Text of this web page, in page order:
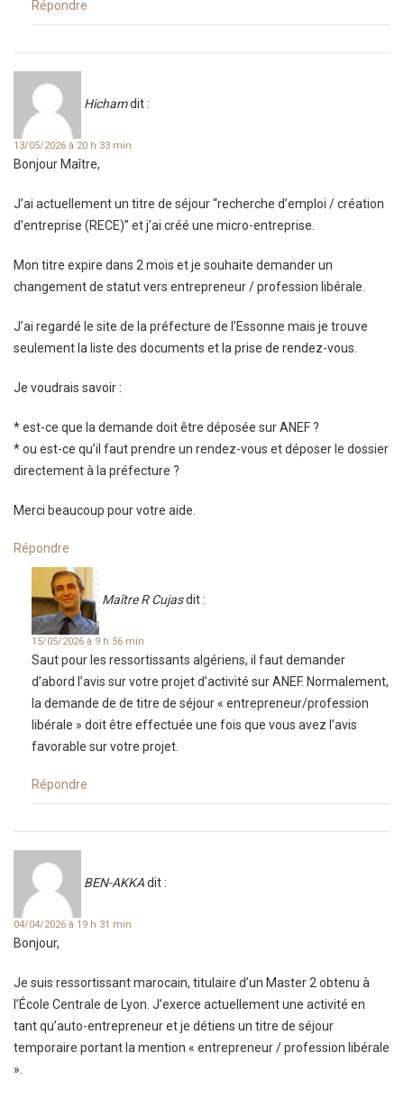
Répondre
Hichamdit :
13/05/2026 à 20 h 33 min
Bonjour Maître,
J’ai actuellement un titre de séjour “recherche d’emploi / création
d’entreprise (RECE)” et j’ai créé une micro-entreprise.
Mon titre expire dans 2 mois et je souhaite demander un
changement de statut vers entrepreneur / profession libérale.
J’ai regardé le site de la préfecture de l’Essonne mais je trouve
seulement la liste des documents et la prise de rendez-vous.
Je voudrais savoir :
* est-ce que la demande doit être déposée sur ANEF ?
* ou est-ce qu’il faut prendre un rendez-vous et déposer le dossier
directement à la préfecture ?
Merci beaucoup pour votre aide.
Répondre
Maître R Cujasdit :
15/05/2026 à 9 h 56 min
Saut pour les ressortissants algériens, il faut demander
d’abord l’avis sur votre projet d’activité sur ANEF. Normalement,
la demande de de titre de séjour « entrepreneur/profession
libérale » doit être effectuée une fois que vous avez l’avis
favorable sur votre projet.
Répondre
BEN-AKKAdit :
04/04/2026 à 19 h 31 min
Bonjour,
Je suis ressortissant marocain, titulaire d’un Master 2 obtenu à
l’École Centrale de Lyon. J’exerce actuellement une activité en
tant qu’auto-entrepreneur et je détiens un titre de séjour
temporaire portant la mention « entrepreneur / profession libérale
».